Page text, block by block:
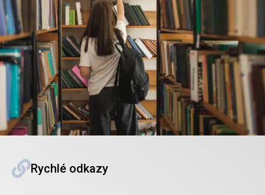
Rychlé odkazy